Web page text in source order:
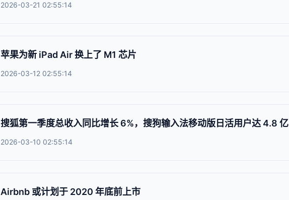
2026-03-21 02:55:14
苹果为新 iPad Air 换上了 M1 芯片
2026-03-12 02:55:14
搜狐第一季度总收入同比增长 6%，搜狗输入法移动版日活用户达 4.8 亿
2026-03-10 02:55:14
Airbnb 或计划于 2020 年底前上市